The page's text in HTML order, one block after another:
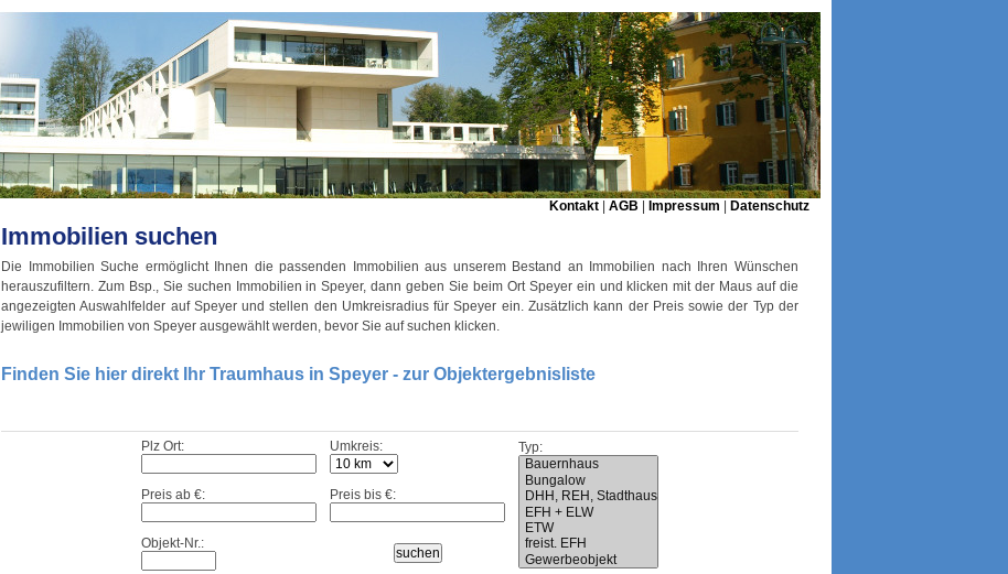
Kontakt AGB Impressum
Datenschutz
Immobilien suchen
Die Immobilien Suche ermöglicht Ihnen die passenden Immobilien aus unserem Bestand an Immobilien nach Ihren Wünschen
herauszufiltern. Zum Bsp., Sie suchen Immobilien in Speyer, dann geben Sie beim Ort Speyer ein und klicken mit der Maus auf die
angezeigten Auswahlfelder auf Speyer und stellen den Umkreisradius für Speyer ein. Zusätzlich kann der Preis sowie der Typ der
jewiligen Immobilien von Speyer ausgewählt werden, bevor Sie auf suchen klicken.
Finden Sie hier direkt Ihr Traumhaus in Speyer - zur Objektergebnisliste
Plz Ort: Umkreis: Typ:
Preis ab €: Preis bis €:
Objekt-Nr.: